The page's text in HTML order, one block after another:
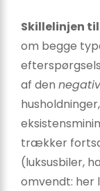
Skillelinjen
om begge
af den
trækker
(luksusbiler,
omvendt: her